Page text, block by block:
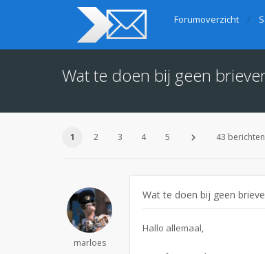
Forumoverzicht
Wat te doen bij geen
1 2 3 4 5 43 berichten
marloes
Wat te doen bij geen
Hallo allemaal,